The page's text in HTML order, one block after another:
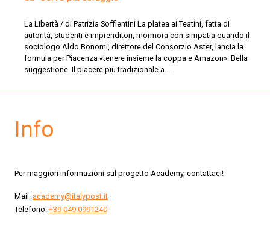
La Libertà / di Patrizia Soffientini La platea ai Teatini, fatta di
autorità, studenti e imprenditori, mormora con simpatia quando il
sociologo Aldo Bonomi, direttore del Consorzio Aster, lancia la
formula per Piacenza «tenere insieme la coppa e Amazon». Bella
suggestione. Il piacere più tradizionale a…
Info
Per maggiori informazioni sul progetto Academy, contattaci!
Mail: academy@italypost.it
Telefono: +39 049 0991240